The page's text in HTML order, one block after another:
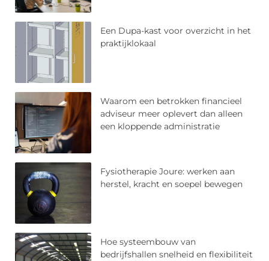
Een Dupa-kast voor overzicht in het
praktijklokaal
Waarom een betrokken financieel
adviseur meer oplevert dan alleen
een kloppende administratie
Fysiotherapie Joure: werken aan
herstel, kracht en soepel bewegen
Hoe systeembouw van
bedrijfshallen snelheid en flexibiliteit